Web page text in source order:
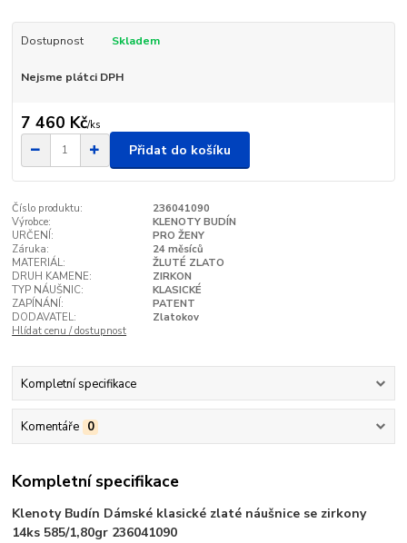
Dostupnost Skladem
Nejsme plátci DPH
7 460 Kč/ks
Přidat do košíku
Číslo produktu:
236041090
Výrobce:
KLENOTY BUDÍN
URČENÍ:
PRO ŽENY
Záruka:
24 měsíců
MATERIÁL:
ŽLUTÉ ZLATO
DRUH KAMENE:
ZIRKON
TYP NÁUŠNIC:
KLASICKÉ
ZAPÍNÁNÍ:
PATENT
DODAVATEL:
Zlatokov
Hlídat cenu / dostupnost
Kompletní specifikace
Komentáře 0
Kompletní specifikace
Klenoty Budín Dámské klasické zlaté náušnice se zirkony
14ks 585/1,80gr 236041090